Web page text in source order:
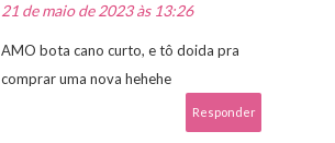
21 de maio de 2023 às 13:26
AMO bota cano curto, e tô doida pra
comprar uma nova hehehe
Responder